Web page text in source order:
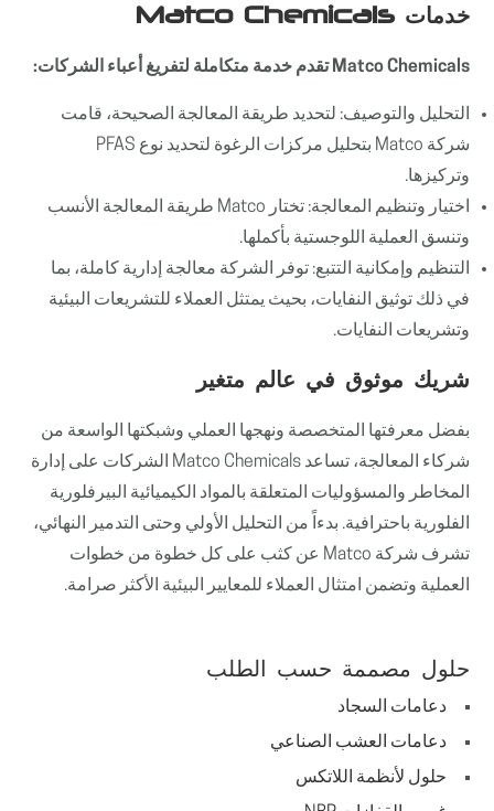
خدمات Matco Chemicals
Matco Chemicals تقدم خدمة متكاملة لتفريغ أعباء الشركات:
التحليل والتوصيف: لتحديد طريقة المعالجة الصحيحة، قامت
شركة Matco بتحليل مركزات الرغوة لتحديد نوع PFAS
وتركيزها.
اختيار وتنظيم المعالجة: تختار Matco طريقة المعالجة الأنسب
وتنسق العملية اللوجستية بأكملها.
التنظيم وإمكانية التتبع: توفر الشركة معالجة إدارية كاملة، بما
في ذلك توثيق النفايات، بحيث يمتثل العملاء للتشريعات البيئية
وتشريعات النفايات.
شريك موثوق في عالم متغير
بفضل معرفتها المتخصصة ونهجها العملي وشبكتها الواسعة من
شركاء المعالجة، تساعد Matco Chemicals الشركات على إدارة
المخاطر والمسؤوليات المتعلقة بالمواد الكيميائية البيرفلورية
الفلورية باحترافية. بدءاً من التحليل الأولي وحتى التدمير النهائي،
تشرف شركة Matco عن كثب على كل خطوة من خطوات
العملية وتضمن امتثال العملاء للمعايير البيئية الأكثر صرامة.
حلول مصممة حسب الطلب
دعامات السجاد
دعامات العشب الصناعي
حلول لأنظمة اللاتكس